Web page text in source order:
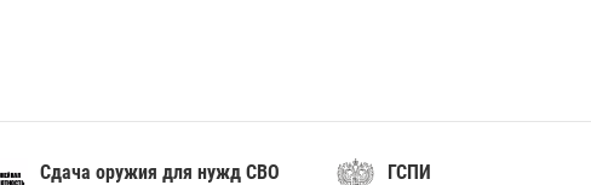
Сдача оружия для нужд СВО ГСПИ